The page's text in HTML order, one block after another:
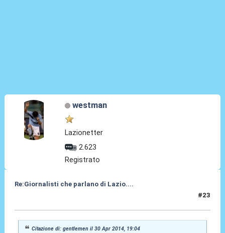
westman
Lazionetter
2.623
Registrato
Re:Giornalisti che parlano di Lazio....
#23
Citazione di: gentlemen il 30 Apr 2014, 19:04